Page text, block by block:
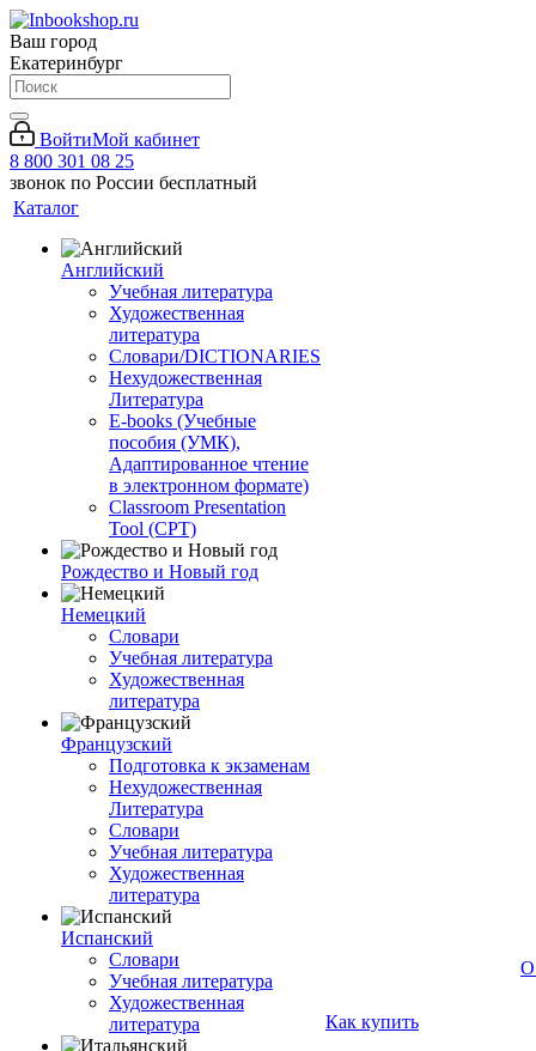
Ваш город
Екатеринбург
ВойтиМой кабинет
8 800 301 08 25
звонок по России бесплатный
Каталог
Английский
Учебная литература
Художественная
литература
Словари/DICTIONARIES
Нехудожественная
Литература
E-books (Учебные
пособия (УМК),
Адаптированное чтение
в электронном формате)
Classroom Presentation
Tool (CPT)
Рождество и Новый год
Немецкий
Словари
Учебная литература
Художественная
литература
Французский
Подготовка к экзаменам
Нехудожественная
Литература
Словари
Учебная литература
Художественная
литература
Испанский
Словари
Учебная литература
Художественная
литература
Как купить
О